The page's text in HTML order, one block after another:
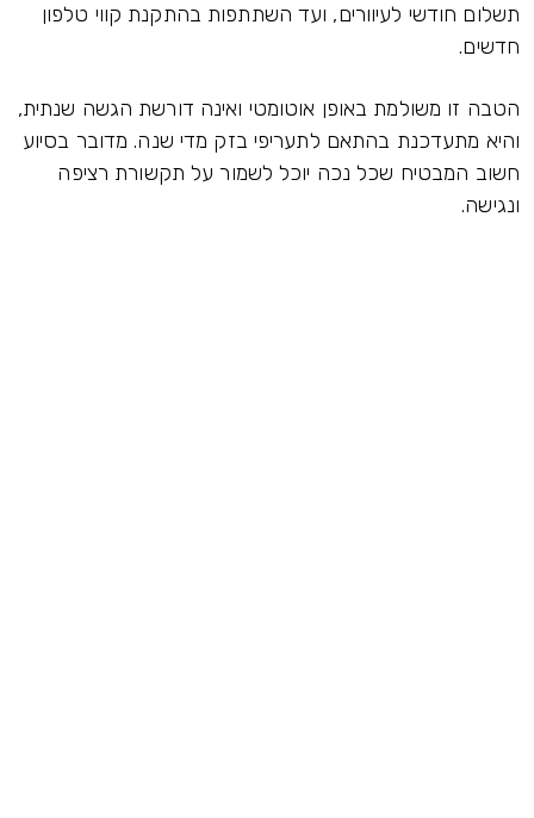
תשלום חודשי לעיוורים, ועד השתתפות בהתקנת קווי טלפון
חדשים.
הטבה זו משולמת באופן אוטומטי ואינה דורשת הגשה שנתית,
והיא מתעדכנת בהתאם לתעריפי בזק מדי שנה. מדובר בסיוע
חשוב המבטיח שכל נכה יוכל לשמור על תקשורת רציפה
ונגישה.